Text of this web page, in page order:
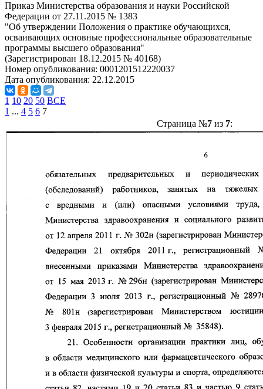
Приказ Министерства образования и науки Российской
Федерации от 27.11.2015 № 1383
"Об утверждении Положения о практике обучающихся,
осваивающих основные профессиональные образовательные
программы высшего образования"
(Зарегистрирован 18.12.2015 № 40168)
Номер опубликования: 0001201512220037
Дата опубликования: 22.12.2015
1 10 20 50 ВСЕ
1 ... 4 5 6 7
Страница №7из 7: